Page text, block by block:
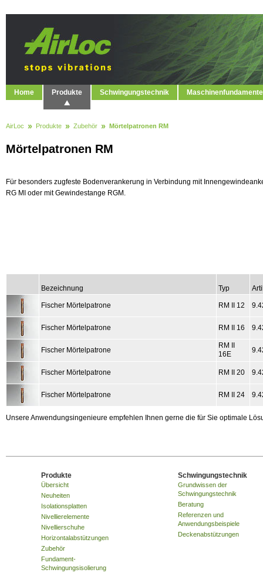
Home Produkte Schwingungstechnik Maschinenfundamente
AirLoc Produkte Zubehör Mörtelpatronen RM
Mörtelpatronen RM
Für besonders zugfeste Bodenverankerung in Verbindung mit
RG MI oder mit Gewindestange RGM.
Bezeichnung Typ
Fischer Mörtelpatrone RM II 12
Fischer Mörtelpatrone RM II 16
Fischer Mörtelpatrone
RM II
16E
Fischer Mörtelpatrone RM II 20
Fischer Mörtelpatrone RM II 24
Unsere Anwendungsingenieure empfehlen Ihnen gerne die für Sie optimale
Produkte
Übersicht
Neuheiten
Isolationsplatten
Nivellierelemente
Nivellierschuhe
Horizontalabstützungen
Zubehör
Fundament-
Schwingungsisolierung
Schwingungstechnik
Grundwissen der
Schwingungstechnik
Beratung
Referenzen und
Anwendungsbeispiele
Deckenabstützungen